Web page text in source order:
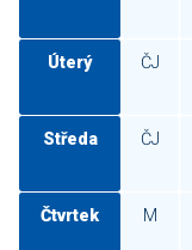
Úterý ČJ
Středa ČJ
Čtvrtek M